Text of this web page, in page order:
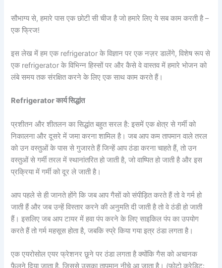
सौभाग्य से, हमारे पास एक छोटी सी चीज है जो हमारे लिए ये सब काम करती है –
एक फ्रिज!
इस लेख में हम एक refrigerator के विज्ञान पर एक नज़र डालेंगे, विशेष रूप से
एक refrigerator के विभिन्न हिस्सों पर और कैसे वे वास्तव में हमारे भोजन को
लंबे समय तक संरक्षित करने के लिए एक साथ काम करते हैं।
Refrigerator कार्य सिद्धांत
प्रशीतन और शीतलन का सिद्धांत बहुत सरल है: इसमें एक क्षेत्र से गर्मी को
निकालना और दूसरे में जमा करना शामिल है। जब आप कम तापमान वाले तरल
को उन वस्तुओं के पास से गुजारते हैं जिन्हें आप ठंडा करना चाहते हैं, तो उन
वस्तुओं से गर्मी तरल में स्थानांतरित हो जाती है, जो वाष्पित हो जाती है और इस
प्रक्रिया में गर्मी को दूर ले जाती है।
आप पहले से ही जानते होंगे कि जब आप गैसों को संपीड़ित करते हैं तो वे गर्म हो
जाती हैं और जब उन्हें विस्तार करने की अनुमति दी जाती है तो वे ठंडी हो जाती
हैं। इसलिए जब आप टायर में हवा पंप करने के लिए साइकिल पंप का उपयोग
करते हैं तो गर्म महसूस होता है, जबकि स्प्रे किया गया इत्र ठंडा लगता है।
एक एयरोसोल एयर फ्रेशनर छूने पर ठंडा लगता है क्योंकि गैस को अचानक